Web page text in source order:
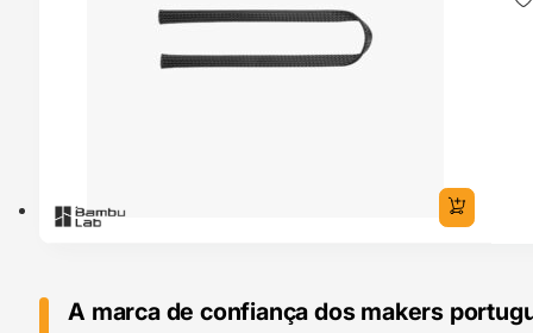
A marca de confiança dos makers